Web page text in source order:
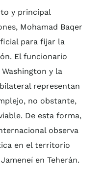
y principal
Mohamad Baqer
para fijar la
El funcionario
y la
representan
no obstante,
De esta forma,
observa
en el territorio
en Teherán.